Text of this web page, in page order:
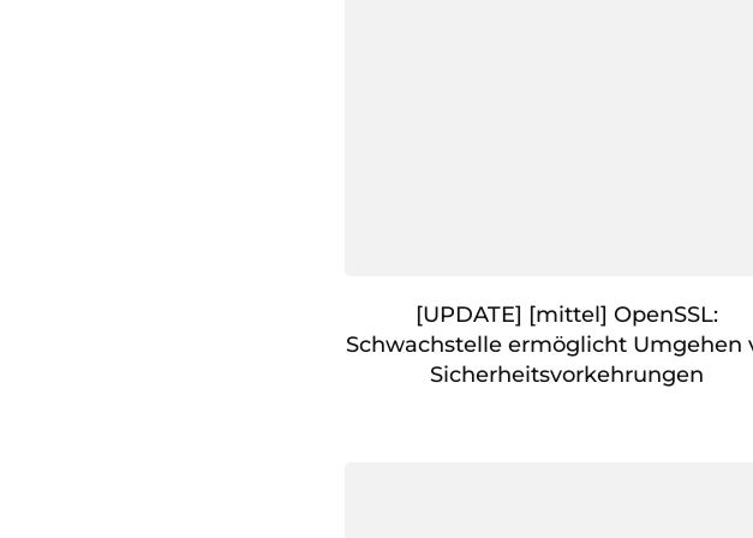
[UPDATE] [mittel] OpenSSL:
Schwachstelle ermöglicht Umgehen
Sicherheitsvorkehrungen